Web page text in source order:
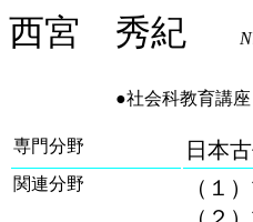
西宮 秀紀
●社会科教
専門分野 日本
関連分野
（１